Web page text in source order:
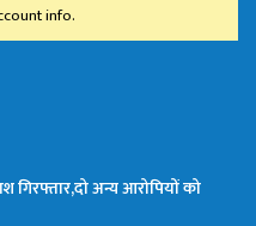
info.
गिरफ्तार,दो अन्य आरोपियों को